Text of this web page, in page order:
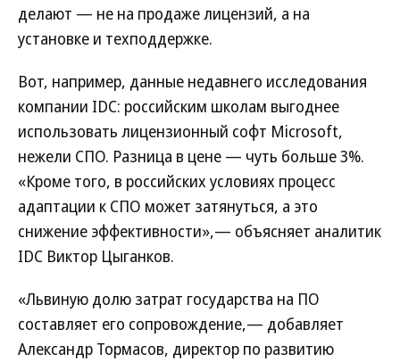
делают — не на продаже лицензий, а на
установке и техподдержке.
Вот, например, данные недавнего исследования
компании IDC: российским школам выгоднее
использовать лицензионный софт Microsoft,
нежели СПО. Разница в цене — чуть больше 3%.
«Кроме того, в российских условиях процесс
адаптации к СПО может затянуться, а это
снижение эффективности»,— объясняет аналитик
IDC Виктор Цыганков.
«Львиную долю затрат государства на ПО
составляет его сопровождение,— добавляет
Александр Тормасов, директор по развитию